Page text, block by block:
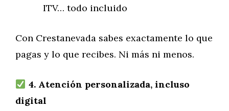
ITV… todo incluido
Con Crestanevada sabes exactamente lo que
pagas y lo que recibes. Ni más ni menos.
4. Atención personalizada, incluso
digital